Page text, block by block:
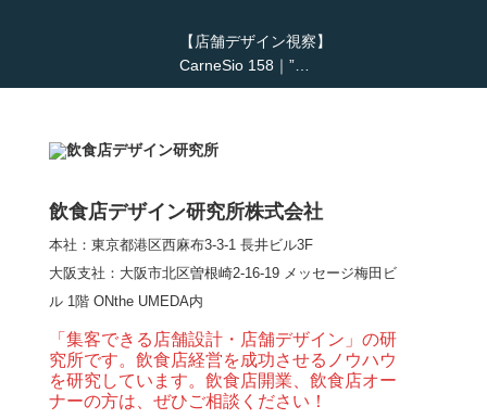
【店舗デザイン視察】
CarneSio 158｜”…
【熊の鳥焼き】囲炉裏
とライブ感を両立した
和モダン串揚げ店。
「…
【Queux Norme（クゥ
ノルム）】女子会にお
薦めな&…
飲食店デザイン研究所株式会社
本社：東京都港区西麻布3-3-1 長井ビル3F
大阪支社 ：大阪市北区曽根崎2-16-19 メッセージ梅田ビ
ル 1階 ONthe UMEDA内
「集客できる店舗設計・店舗デザイン」の研
究所です。飲食店経営を成功させるノウハウ
を研究しています。飲食店開業、飲食店オー
ナーの方は、ぜひご相談ください！